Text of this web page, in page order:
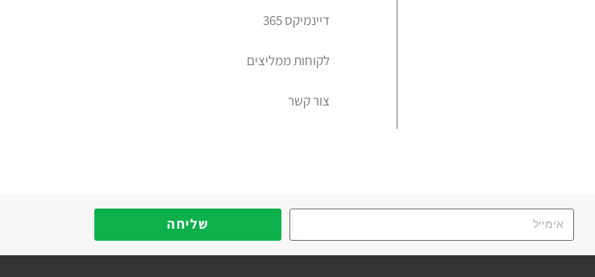
דיינמיקס 365
לקוחות ממליצים
צור קשר
שליחה